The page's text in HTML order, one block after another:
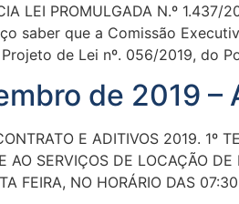
LEI PROMULGADA N.º
saber que a Comissão
de Lei nº. 056/2019, do
de 2019 –
E ADITIVOS 2019. 1º
AO SERVIÇOS DE LOCAÇÃO
FEIRA, NO HORÁRIO DAS